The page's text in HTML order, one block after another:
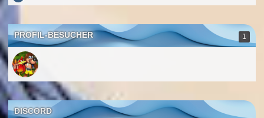
PROFIL-BESUCHER 1
DISCORD